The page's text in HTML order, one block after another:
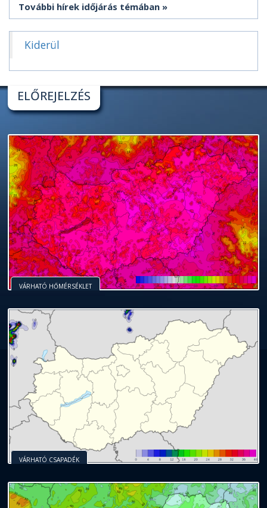
További hírek időjárás témában
Kiderül
ELŐREJELZÉS
VÁRHATÓ HŐMÉRSÉKLET
VÁRHATÓ CSAPADÉK